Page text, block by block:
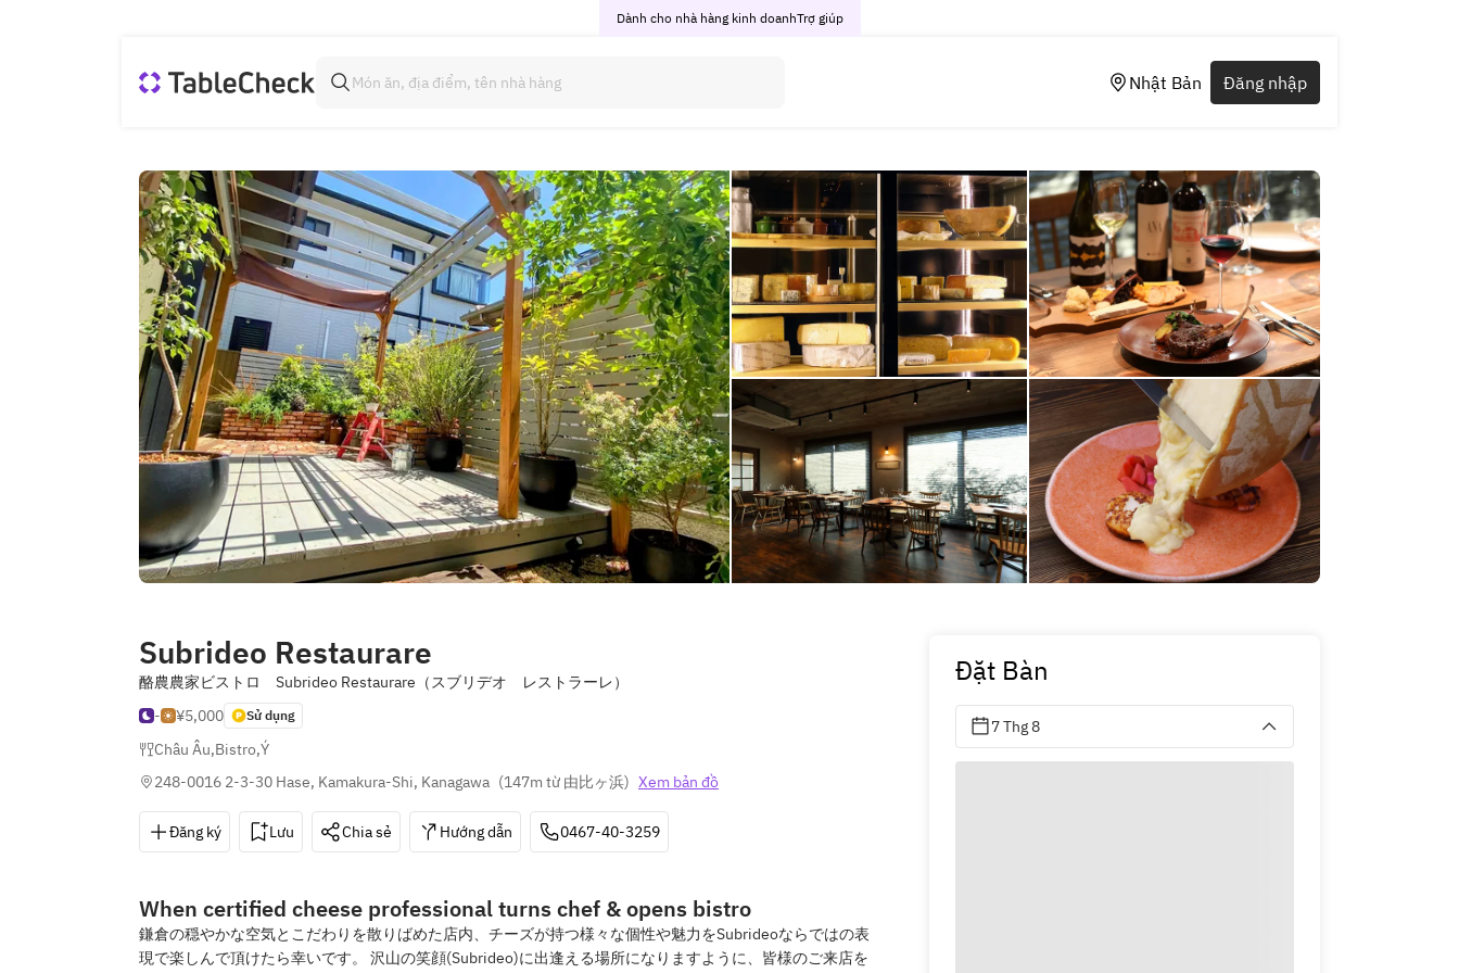
Dành cho nhà hàng kinh doanhTrợ giúp
Nhật Bản Đăng nhập
Subrideo Restaurare
酪農農家ビストロ Subrideo Restaurare（スブリデオ レストラーレ）
-
¥5,000 Sử dụng
Châu Âu,Bistro,Ý
248-0016 2-3-30 Hase, Kamakura-Shi, Kanagawa (147m từ 由比ヶ浜) Xem bản đồ
Đăng ký Lưu Chia sẻ Hướng dẫn 0467-40-3259
When certified cheese professional turns chef & opens bistro
鎌倉の穏やかな空気とこだわりを散りばめた店内、チーズが持つ様々な個性や魅力をSubrideoならではの表
現で楽しんで頂けたら幸いです。 沢山の笑顔(Subrideo)に出逢える場所になりますように、皆様のご来店を
Đặt Bàn
7 Thg 8